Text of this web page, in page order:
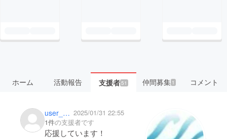
ホーム 活動報告 支援者51 仲間募集 1 コメント
user_2eda74004a64 2025/01/31 22:55
1件の支援者です
応援しています！